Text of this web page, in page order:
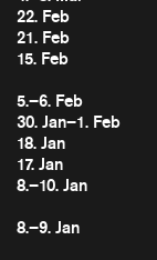
22. Feb
21. Feb
15. Feb
5.–6. Feb
30. Jan–1. Feb
18. Jan
17. Jan
8.–10. Jan
8.–9. Jan